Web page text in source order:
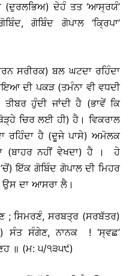
(ਦੁਰਲਭਿਅ) ਦੇਹੰ ਤਤ ‘ਆਸ੍ਰਯੰ’
ਗੋਬਿੰਦ ਗੋਪਾਲ ‘ਕ੍ਰਿਪਾ’
ਸਰੀਰਕ) ਬਲ ਘਟਦਾ ਰਹਿੰਦਾ
ਦੀ ਪਕੜ (ਤਮੰਨਾ ਵੀ ਵਧਦੀ
ਹੁੰਦੀ ਜਾਂਦੀ ਹੈ (ਭਾਵੇਂ ਕਿ
ਚਿਰ ਲਈ ਹੀ) ਹੈ। ਵਿਕਰਾਲ
ਰਹਿੰਦਾ ਹੈ (ਦੂਜੇ ਪਾਸੇ) ਅਮੋਲਕ
(ਬਾਹਰ ਨਹੀਂ ਵੇਖਦਾ) ਹੈ । ਹੇ
ਇੱਕ ਗੋਬਿੰਦ ਗੋਪਾਲ ਦੀ ਮਿਹਰ
ਦਾ ਆਸਰਾ ਲੈ।
; ਸਿਮਰਣੰ, ਸਰਬਤ੍ਰ (ਸਰਬੱਤਰ)
ਸੰਤ ਸੰਗੇਣ, ਨਾਨਕ ! ‘ਸ੍ਵਛ’
॥ (ਮ: ੫/੧੩੫੯)